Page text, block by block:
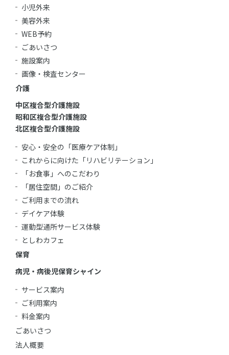
小児外来
美容外来
WEB予約
ごあいさつ
施設案内
画像・検査センター
介護
中区複合型介護施設
昭和区複合型介護施設
北区複合型介護施設
安心・安全の「医療ケア体制」
これからに向けた「リハビリテーション」
「お食事」へのこだわり
「居住空間」のご紹介
ご利用までの流れ
デイケア体験
運動型通所サービス体験
としわカフェ
保育
病児・病後児保育シャイン
サービス案内
ご利用案内
料金案内
ごあいさつ
法人概要